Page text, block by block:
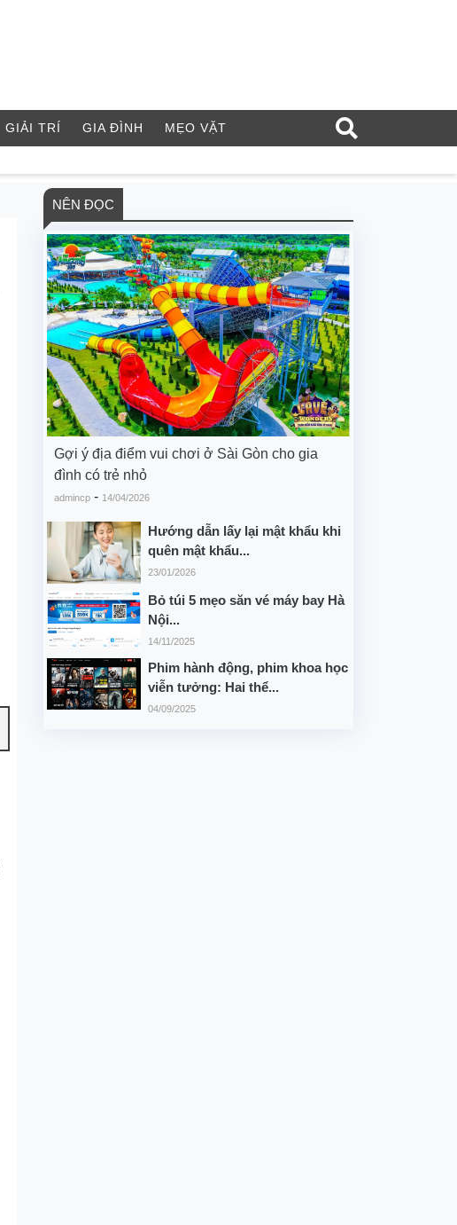
GIẢI TRÍ GIA ĐÌNH MẸO VẶT
NÊN ĐỌC
Gợi ý địa điểm vui chơi ở Sài Gòn cho gia
đình có trẻ nhỏ
admincp - 14/04/2026
Hướng dẫn lấy lại mật khẩu khi
quên mật khẩu...
23/01/2026
Bỏ túi 5 mẹo săn vé máy bay Hà
Nội...
14/11/2025
Phim hành động, phim khoa học
viễn tưởng: Hai thể...
04/09/2025